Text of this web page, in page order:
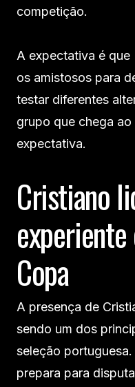
competição.
A expectativa é
os amistosos para
testar diferentes
grupo que chega
expectativa.
Cristiano
Copa
A presença de
sendo um dos
seleção
prepara para